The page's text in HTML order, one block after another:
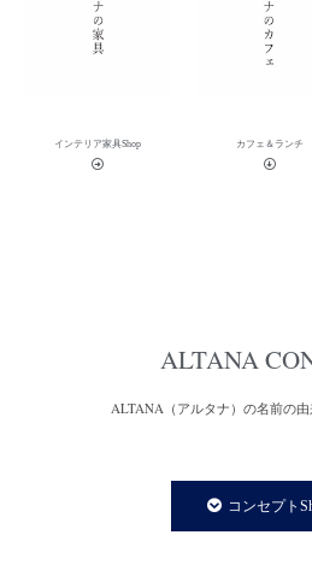
インテリア家具Shop カフェ＆ランチ
ALTANA
ALTANA（アルタナ）の名前の由
家での時間は、より快適で満足度の
私たちの永遠のテーマであ
コンセプト